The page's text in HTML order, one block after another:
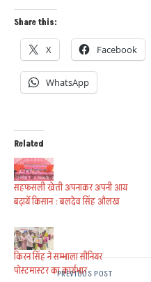
Share this:
X Facebook
WhatsApp
Related
सहफसली खेती अपनाकर अपनी आय
बढ़ायें किसान : बलदेव सिंह औलख
किरन सिंह ने सम्भाला सीनियर
पोस्टमास्टर का कार्यभार
PREVIOUS POST